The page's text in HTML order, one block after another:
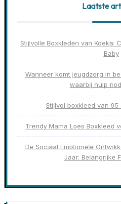
Laatste
Stijlvolle Boxkleden van Koeka:
Baby
Wanneer komt jeugdzorg in
waarbij hulp
Stijlvol boxkleed van
Trendy Mama Loes Boxkleed
De Sociaal Emotionele
Jaar: Belangrijke